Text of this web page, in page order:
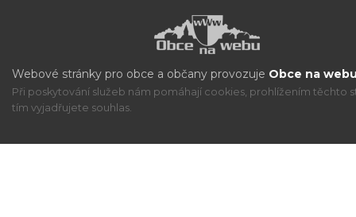
Webové stránky pro obce a občany provozuje Obce na
Při poskytování služeb nám pomáhají cookies, prohlížením těchto
tím vyjadřujete souhlas.